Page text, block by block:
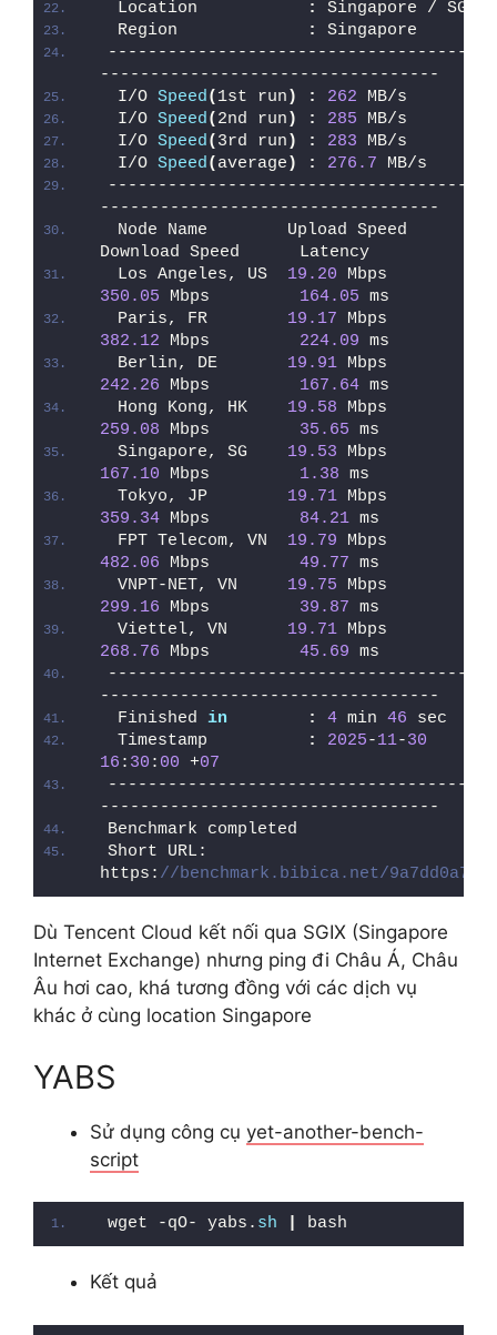
Location :
Singapore / SG
Region
:
Singapore
------------------------------------
----------------------------------
I/O Speed( 1st run ) : 262 MB/s
I/O Speed( 2nd run ) : 285 MB/s
I/O Speed( 3rd run ) : 283 MB/s
I/O Speed( average ) : 276.7 MB/s
------------------------------------
----------------------------------
Node Name        Upload Speed
Download Speed      Latency
Los Angeles, US 19.20
350.05 Mbps 164.05 ms
Paris, FR 19.17
382.12 Mbps 224.09 ms
Berlin, DE 19.91
242.26 Mbps 167.64 ms
Hong Kong, HK 19.58
259.08 Mbps 35.65 ms
Singapore, SG 19.53
167.10 Mbps 1.38 ms
Tokyo, JP 19.71
359.34 Mbps 84.21 ms
FPT Telecom, VN 19.79
482.06 Mbps 49.77 ms
VNPT-NET, VN 19.75
299.16 Mbps 39.87 ms
Viettel, VN 19.71
268.76 Mbps 45.69 ms
------------------------------------
----------------------------------
Finished in : 4 min 46 sec
Timestamp
: 2025-11-30
16 : 30 : 00 +07
------------------------------------
----------------------------------
Benchmark completed
Short URL:
https: //benchmark.bibica.net/9a7dd0a7
Dù Tencent Cloud kết nối qua SGIX (Singapore
Internet Exchange) nhưng ping đi Châu Á, Châu
Âu hơi cao, khá tương đồng với các dịch vụ
khác ở cùng location Singapore
YABS
Sử dụng công cụ yet-another-bench-
script
wget -qO- yabs. sh bash
Kết quả